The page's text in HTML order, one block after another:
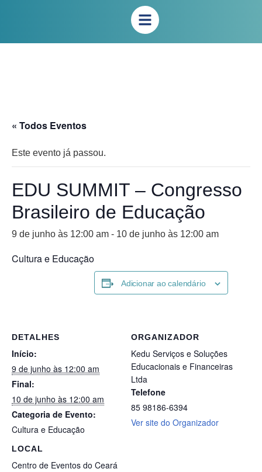
« Todos Eventos
Este evento já passou.
EDU SUMMIT – Congresso
Brasileiro de Educação
9 de junho às 12:00 am - 10 de junho às 12:00 am
Cultura e Educação
Adicionar ao calendário
DETALHES
Início:
9 de junho às 12:00 am
Final:
10 de junho às 12:00 am
Categoria de Evento:
Cultura e Educação
LOCAL
Centro de Eventos do Ceará
ORGANIZADOR
Kedu Serviços e Soluções
Educacionais e Financeiras
Ltda
Telefone
85 98186-6394
Ver site do Organizador